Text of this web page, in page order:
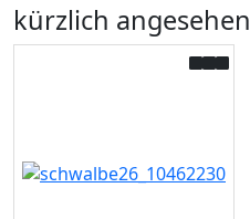
kürzlich angesehen